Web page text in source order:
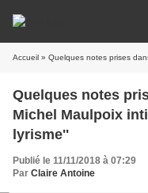
Accueil » Quelques notes prises dans un
Quelques notes
Michel Maulpoix
lyrisme''
Publié le 11/11/2018 à 07:29
Par Claire Antoine